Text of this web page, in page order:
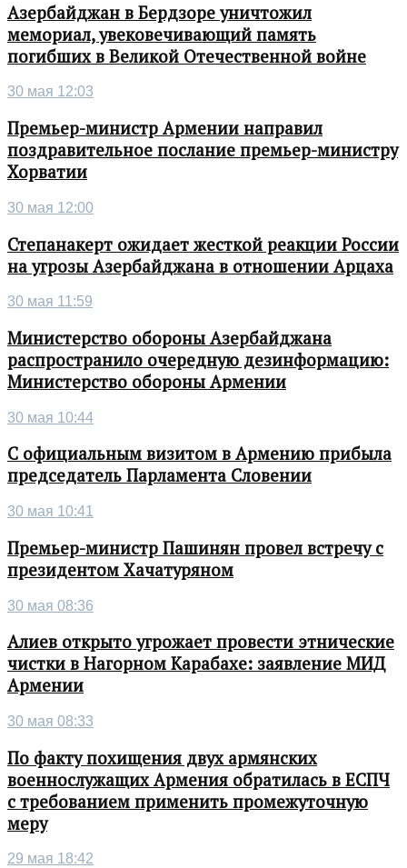
Азербайджан в Бердзоре уничтожил
мемориал, увековечивающий память
погибших в Великой Отечественной войне
30 мая 12:03
Премьер-министр Армении направил
поздравительное послание премьер-министру
Хорватии
30 мая 12:00
Степанакерт ожидает жесткой реакции России
на угрозы Азербайджана в отношении Арцаха
30 мая 11:59
Министерство обороны Азербайджана
распространило очередную дезинформацию:
Министерство обороны Армении
30 мая 10:44
С официальным визитом в Армению прибыла
председатель Парламента Словении
30 мая 10:41
Премьер-министр Пашинян провел встречу с
президентом Хачатуряном
30 мая 08:36
Алиев открыто угрожает провести этнические
чистки в Нагорном Карабахе: заявление МИД
Армении
30 мая 08:33
По факту похищения двух армянских
военнослужащих Армения обратилась в ЕСПЧ
с требованием применить промежуточную
меру
29 мая 18:42